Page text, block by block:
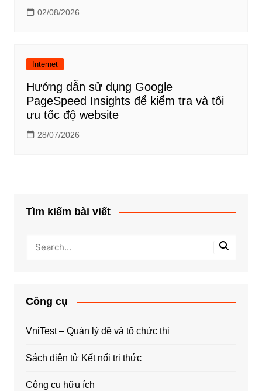
02/08/2026
Internet
Hướng dẫn sử dụng Google
PageSpeed Insights để kiểm tra và tối
ưu tốc độ website
28/07/2026
Tìm kiếm bài viết
Công cụ
VniTest – Quản lý đề và tổ chức thi
Sách điện tử Kết nối tri thức
Công cụ hữu ích